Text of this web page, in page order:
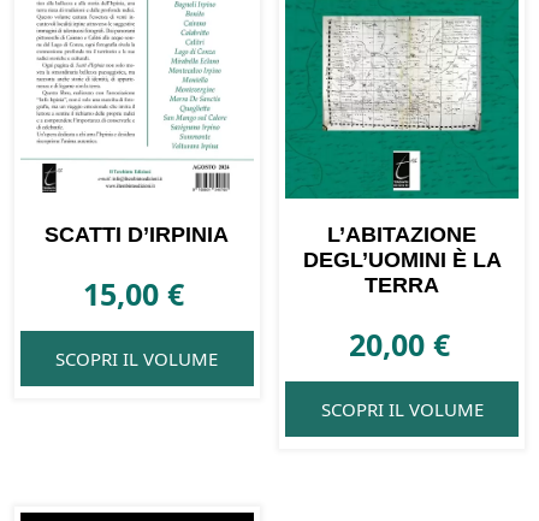
SCATTI D’IRPINIA
15,00€
SCOPRI IL VOLUME
L’ABITAZIONE
DEGL’UOMINI È LA
TERRA
20,00 €
SCOPRI IL VOLUME